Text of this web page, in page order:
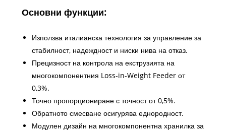
Основни функции:
Използва италианска технология за управление за
стабилност, надеждност и ниски нива на отказ.
Прецизност на контрола на екструзията на
многокомпонентния Loss-in-Weight Feeder от
0,3%.
Точно пропорциониране с точност от 0,5%.
Обратното смесване осигурява еднородност.
Модулен дизайн на многокомпонентна хранилка за